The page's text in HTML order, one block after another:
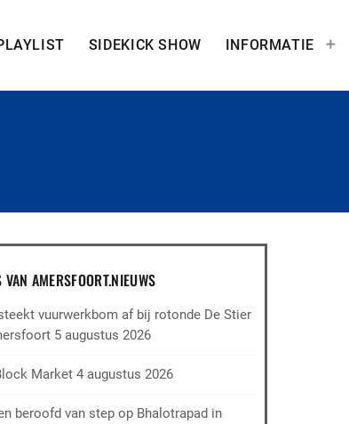
SIDEKICK SHOW INFORMATIE
VAN AMERSFOORT.NIEUWS
vuurwerkbom af bij rotonde De Stier
5 augustus 2026
Market 4 augustus 2026
beroofd van step op Bhalotrapad in